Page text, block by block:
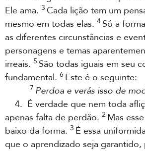
Ele ama. 3 Cada lição tem um
mesmo em todas elas. 4 Só a
as diferentes circunstâncias e
personagens e temas
irreais. 5 São todas iguais em seu
fundamental. 6 Este é o seguinte:
7 Perdoa e verás isso de
4. É verdade que nem toda
apenas falta de perdão. 2 Mas
baixo da forma. 3 É essa
que o aprendizado seja garantido,